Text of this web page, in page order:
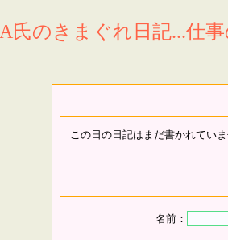
A氏のきまぐれ日記...仕
この日の日記はまだ書かれていま
名前：